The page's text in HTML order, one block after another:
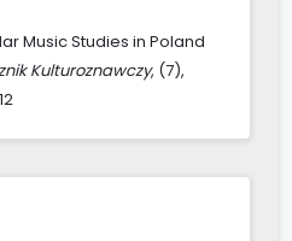
Music Studies in Poland
Kulturoznawczy, (7),